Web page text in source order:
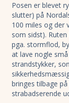
Posen er blevet
slutter) på
100 miles og der
som sidst).
pga. stormflod,
at lave nogle
strandstykker,
bringes tilbage
strabadserende